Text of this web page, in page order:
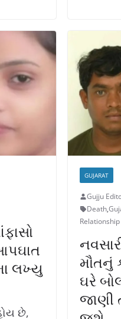
લખ્યુ
છે,
GUJARAT
Gujju
Death,
Relationship
મૌતનું
ઘરે
જાણી